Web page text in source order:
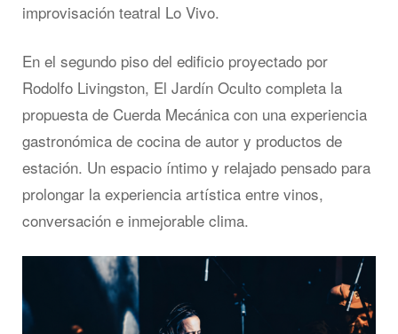
improvisación teatral Lo Vivo.
En el segundo piso del edificio proyectado por
Rodolfo Livingston, El Jardín Oculto completa la
propuesta de Cuerda Mecánica con una experiencia
gastronómica de cocina de autor y productos de
estación. Un espacio íntimo y relajado pensado para
prolongar la experiencia artística entre vinos,
conversación e inmejorable clima.